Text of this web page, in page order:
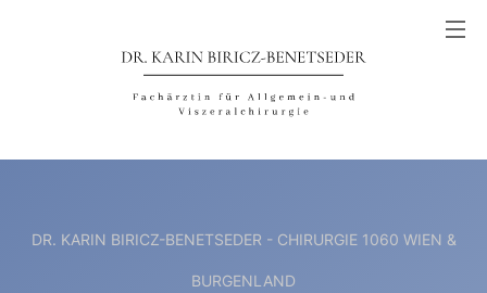
DR. KARIN BIRICZ-BENETSEDER - CHIRURGIE 1060 WIEN &
BURGENLAND